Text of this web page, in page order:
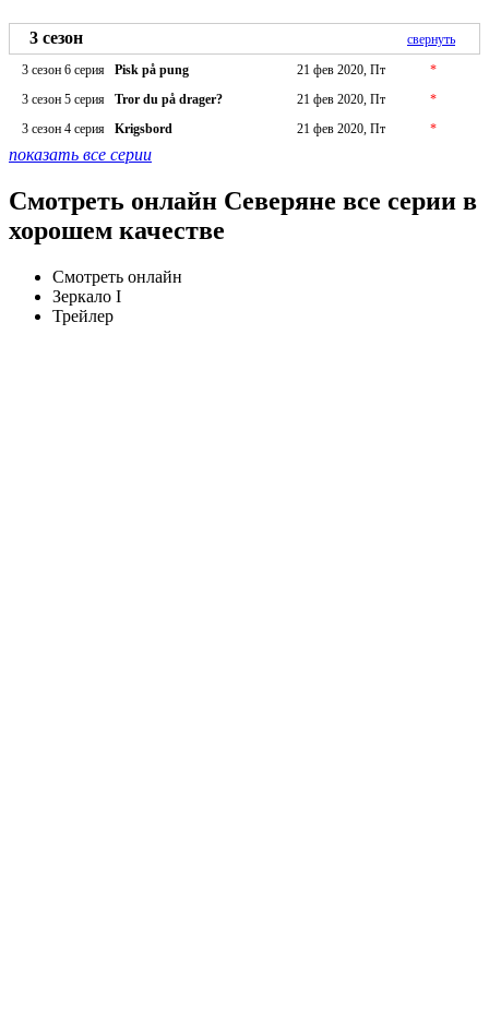
3 сезон
свернуть
3 сезон 6 серия
Pisk på pung 21 фев 2020, Пт
*
3 сезон 5 серия
Tror du på drager? 21 фев 2020, Пт
*
3 сезон 4 серия
Krigsbord 21 фев 2020, Пт *
показать все серии
Смотреть онлайн Северяне все серии в
хорошем качестве
Смотреть онлайн
Зеркало I
Трейлер